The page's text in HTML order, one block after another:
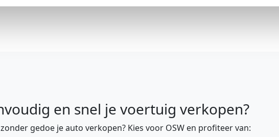
en snel je voertuig verkopen?
gedoe je auto verkopen? Kies voor OSW en profiteer van: